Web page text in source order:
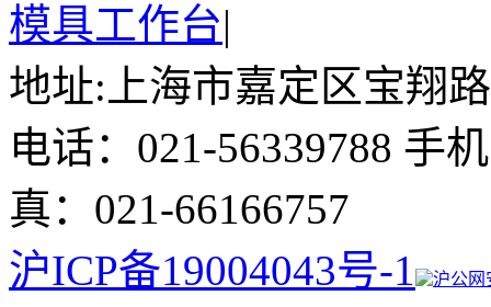
模具工作台|
地址:上海市嘉定区宝翔
电话：021-56339788 手
真：021-66166757
沪ICP备19004043号-1
沪公网